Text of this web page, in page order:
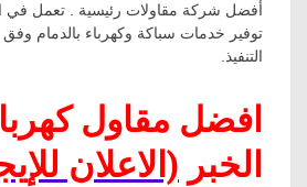
أفضل شركة مقاولات رئيسية . تعمل في
توفير خدمات سباكة وكهرباء بالدمام وفق
التنفيذ.
افضل مقاول
الخبر (الاعلان